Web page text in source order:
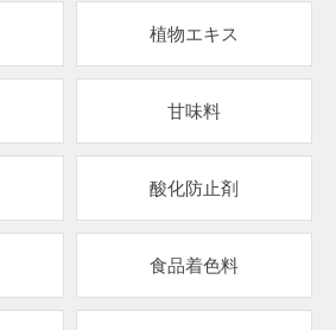
植物エキス
甘味料
酸化防止剤
食品着色料